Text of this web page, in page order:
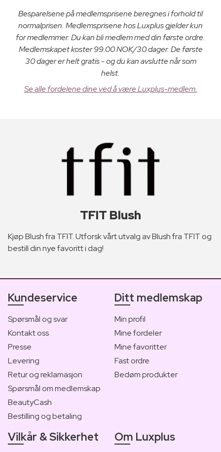
Besparelsene på medlemsprisene beregnes i forhold til
normalprisen. Medlemsprisene hos Luxplus gjelder kun
for medlemmer. Du kan bli medlem med din første ordre.
Medlemskapet koster 99.00 NOK/30 dager. De første
30 dager er helt gratis - og du kan avslutte når som
helst.
Se alle fordelene dine ved å være Luxplus-medlem.
TFIT Blush
Kjøp Blush fra TFIT. Utforsk vårt utvalg av Blush fra TFIT og
bestill din nye favoritt i dag!
Kundeservice
Spørsmål og svar
Kontakt oss
Presse
Levering
Retur og reklamasjon
Spørsmål om medlemskap
BeautyCash
Bestilling og betaling
Ditt medlemskap
Min profil
Mine fordeler
Mine favoritter
Fast ordre
Bedøm produkter
Vilkår & Sikkerhet Om Luxplus